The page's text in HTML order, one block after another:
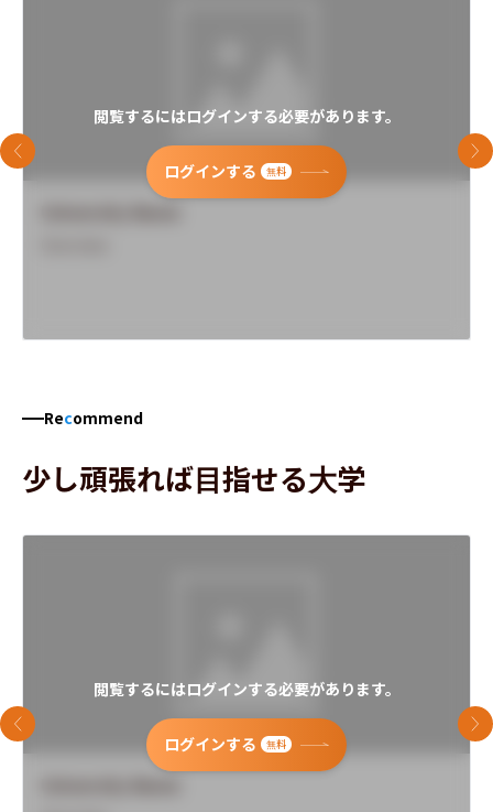
閲覧するにはログインする必要があります。
ログインする 無料
前のスライド 次
Recommend
少し頑張れば目指せる大学
閲覧するにはログインする必要があります。
ログインする 無料
前のスライド 次